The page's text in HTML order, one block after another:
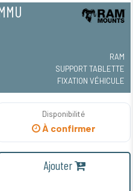
RAM
SUPPORT TABLETTE
FIXATION VÉHICULE
Disponibilité
À confirmer
Ajouter